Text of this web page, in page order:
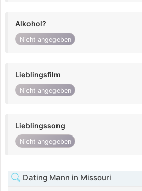
Alkohol?
Nicht angegeben
Lieblingsfilm
Nicht angegeben
Lieblingssong
Nicht angegeben
Dating Mann in Missouri